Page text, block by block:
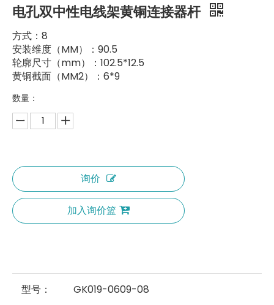
电孔双中性电线架黄铜连接器杆
方式：8
安装维度（MM）：90.5
轮廓尺寸（mm）：102.5*12.5
黄铜截面（MM2）：6*9
数量：
询价
加入询价篮
型号：
GK019-0609-08